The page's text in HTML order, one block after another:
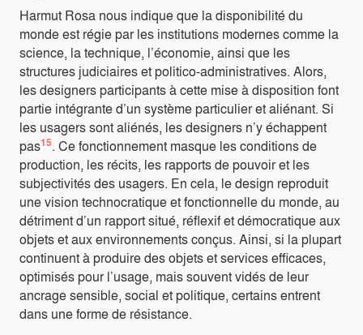
Harmut Rosa nous indique que la disponibilité du
monde est régie par les institutions modernes comme la
science, la technique, l’économie, ainsi que les
structures judiciaires et politico-administratives. Alors,
les designers participants à cette mise à disposition font
partie intégrante d’un système particulier et aliénant. Si
les usagers sont aliénés, les designers n’y échappent
pas15. Ce fonctionnement masque les conditions de
production, les récits, les rapports de pouvoir et les
subjectivités des usagers. En cela, le design reproduit
une vision technocratique et fonctionnelle du monde, au
détriment d’un rapport situé, réflexif et démocratique aux
objets et aux environnements conçus. Ainsi, si la plupart
continuent à produire des objets et services efficaces,
optimisés pour l’usage, mais souvent vidés de leur
ancrage sensible, social et politique, certains entrent
dans une forme de résistance.